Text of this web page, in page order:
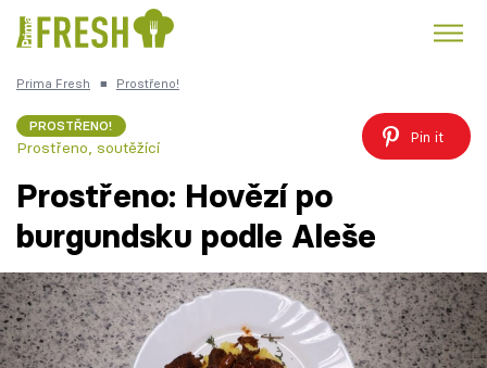
Česká kuchyně
Témata
Recepty
Prima Fresh ■ Prostřeno!
PROSTŘENO!
Prostřeno, soutěžící
Pin it
Prostřeno: Hovězí po
burgundsku podle Aleše